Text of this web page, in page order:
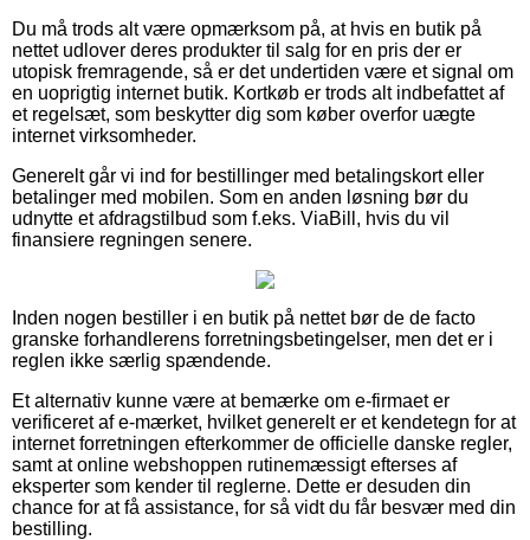
Du må trods alt være opmærksom på, at hvis en butik på
nettet udlover deres produkter til salg for en pris der er
utopisk fremragende, så er det undertiden være et signal om
en uoprigtig internet butik. Kortkøb er trods alt indbefattet af
et regelsæt, som beskytter dig som køber overfor uægte
internet virksomheder.
Generelt går vi ind for bestillinger med betalingskort eller
betalinger med mobilen. Som en anden løsning bør du
udnytte et afdragstilbud som f.eks. ViaBill, hvis du vil
finansiere regningen senere.
Inden nogen bestiller i en butik på nettet bør de de facto
granske forhandlerens forretningsbetingelser, men det er i
reglen ikke særlig spændende.
Et alternativ kunne være at bemærke om e-firmaet er
verificeret af e-mærket, hvilket generelt er et kendetegn for at
internet forretningen efterkommer de officielle danske regler,
samt at online webshoppen rutinemæssigt efterses af
eksperter som kender til reglerne. Dette er desuden din
chance for at få assistance, for så vidt du får besvær med din
bestilling.